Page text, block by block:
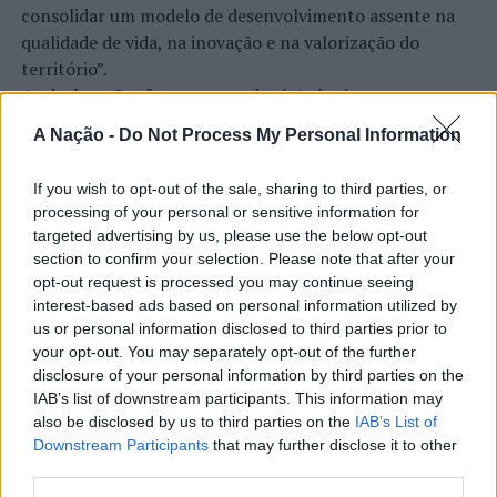
A Nação - Do Not Process My Personal Information
If you wish to opt-out of the sale, sharing to third parties, or
processing of your personal or sensitive information for
targeted advertising by us, please use the below opt-out
section to confirm your selection. Please note that after your
opt-out request is processed you may continue seeing
interest-based ads based on personal information utilized by
us or personal information disclosed to third parties prior to
your opt-out. You may separately opt-out of the further
disclosure of your personal information by third parties on the
IAB’s list of downstream participants. This information may
also be disclosed by us to third parties on the IAB’s List of
Downstream Participants that may further disclose it to other
15h00 às 20h00, sábado das 15h00 às 22h00 e domingo,
a partir das 8h00 e até meia-hora antes da partida.
Foto: CMCV.
TÓPICOS RELACIONADOS: ATLESTISMO
CAMINHADA
PRÓXIMO
Valença: Festival Gastronómico da Lampreia realiza-se
de 15 a 17 de março
NÃO PERCA
Braga e Famalicão: Duas detenções por desobediência
consolidar um modelo de desenvolvimento assente na
qualidade de vida, na inovação e na valorização do
território”.
As declarações foram prestadas à Agência
Incomparáveis no âmbito de mais uma edição da Feira de
São Tiago, que decorreu entre os dias 16 e 26 de julho,
certames populares de Portugal. Com origens medievais
e realizada anualmente na “Cidade Neve”, a feira conjuga
tradição, atividade económica, comércio, gastronomia,
animação cultural e divulgação empresarial,
constituindo um dos principais momentos de promoção
do município e da Beira Interior.
Para António Carlos, o crescimento alcançado ao longo
dos últimos anos representa o cumprimento dos
objetivos que traçou quando iniciou o seu percurso no
CONTINUAR A LER
ATUALIDADE
Rio de Janeiro: Governo do Estado
propõe parceria com a FUNCEX para
“reforçar inteligência sobre
comércio exterior”